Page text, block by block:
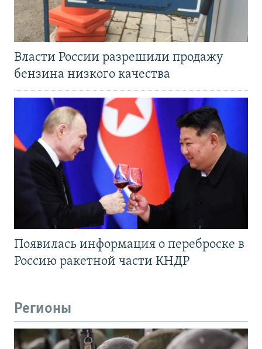
Власти России разрешили продажу
бензина низкого качества
Появилась информация о переброске в
Россию ракетной части КНДР
Регионы